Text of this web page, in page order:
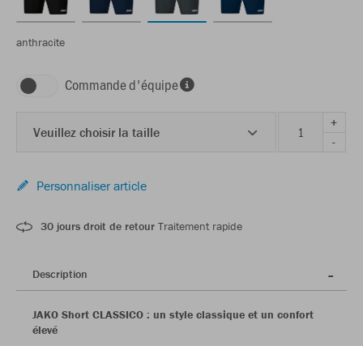
anthracite
Commande d'équipe
Veuillez choisir la taille
+
-
Personnaliser article
30 jours droit de retour Traitement rapide
Description
JAKO Short CLASSICO : un style classique et un confort
élevé